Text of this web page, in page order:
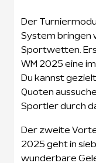
Der
System bringen
Sportwetten.
WM 2025 eine
Du kannst
Quoten
Sportler durch
Der zweite
2025 geht in
wunderbare